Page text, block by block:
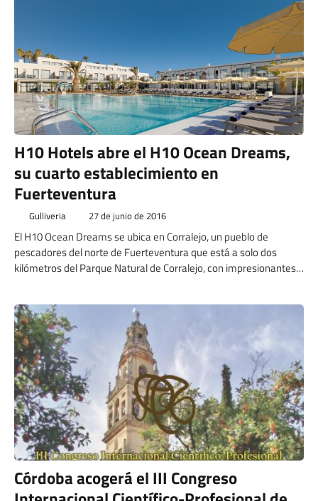
H10 Hotels abre el H10 Ocean Dreams,
su cuarto establecimiento en
Fuerteventura
Gulliveria 27 de junio de 2016
El H10 Ocean Dreams se ubica en Corralejo, un pueblo de
pescadores del norte de Fuerteventura que está a solo dos
kilómetros del Parque Natural de Corralejo, con impresionantes
Córdoba acogerá el III Congreso